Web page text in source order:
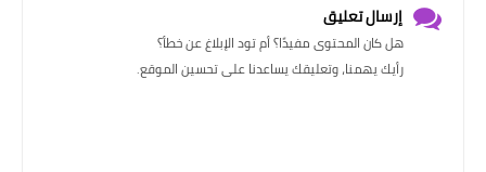
إرسال تعليق
هل كان المحتوى مفيدًا؟ أم تود الإبلاغ عن خطأ؟
رأيك يهمنا، وتعليقك يساعدنا على تحسين الموقع.